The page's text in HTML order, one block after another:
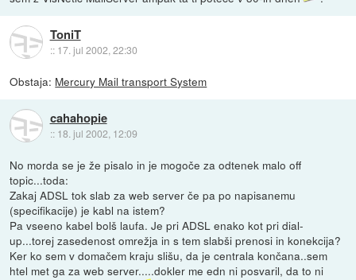
ToniT
:: 17. jul 2002, 22:30
Obstaja: Mercury Mail transport System
cahahopie
:: 18. jul 2002, 12:09
No morda se je že pisalo in je mogoče za odtenek malo off
topic...toda:
Zakaj ADSL tok slab za web server če pa po napisanemu
(specifikacije) je kabl na istem?
Pa vseeno kabel bolš laufa. Je pri ADSL enako kot pri dial-
up...torej zasedenost omrežja in s tem slabši prenosi in konekcija?
Ker ko sem v domačem kraju slišu, da je centrala končana..sem
htel met ga za web server.....dokler me edn ni posvaril, da to ni